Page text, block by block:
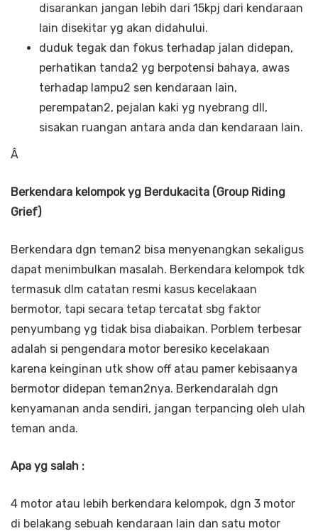
disarankan jangan lebih dari 15kpj dari kendaraan
lain disekitar yg akan didahului.
duduk tegak dan fokus terhadap jalan didepan,
perhatikan tanda2 yg berpotensi bahaya, awas
terhadap lampu2 sen kendaraan lain,
perempatan2, pejalan kaki yg nyebrang dll,
sisakan ruangan antara anda dan kendaraan lain.
Â
Berkendara kelompok yg Berdukacita (Group Riding
Grief)
Berkendara dgn teman2 bisa menyenangkan sekaligus
dapat menimbulkan masalah. Berkendara kelompok tdk
termasuk dlm catatan resmi kasus kecelakaan
bermotor, tapi secara tetap tercatat sbg faktor
penyumbang yg tidak bisa diabaikan. Porblem terbesar
adalah si pengendara motor beresiko kecelakaan
karena keinginan utk show off atau pamer kebisaanya
bermotor didepan teman2nya. Berkendaralah dgn
kenyamanan anda sendiri, jangan terpancing oleh ulah
teman anda.
Apa yg salah :
4 motor atau lebih berkendara kelompok, dgn 3 motor
di belakang sebuah kendaraan lain dan satu motor